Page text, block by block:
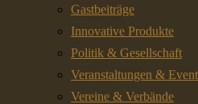
Gastbeiträge
Innovative Produkte
Politik & Gesellschaft
Veranstaltungen &
Vereine & Verbände